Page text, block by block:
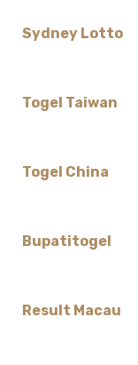
Sydney Lotto
Togel Taiwan
Togel China
Bupatitogel
Result Macau